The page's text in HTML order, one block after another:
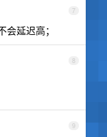
7
延迟高；
8
9